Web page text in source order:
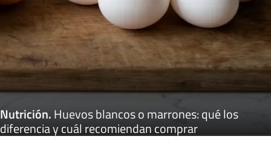
Nutrición.Huevos blancos o marrones: qué los
diferencia y cuál recomiendan comprar